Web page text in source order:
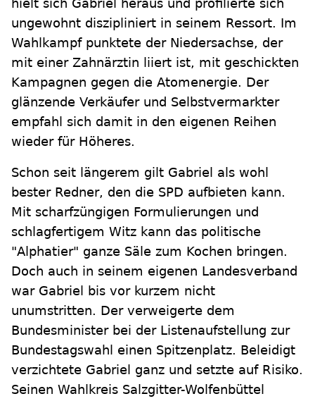
hielt sich Gabriel heraus und profilierte sich
ungewohnt diszipliniert in seinem Ressort. Im
Wahlkampf punktete der Niedersachse, der
mit einer Zahnärztin liiert ist, mit geschickten
Kampagnen gegen die Atomenergie. Der
glänzende Verkäufer und Selbstvermarkter
empfahl sich damit in den eigenen Reihen
wieder für Höheres.
Schon seit längerem gilt Gabriel als wohl
bester Redner, den die SPD aufbieten kann.
Mit scharfzüngigen Formulierungen und
schlagfertigem Witz kann das politische
"Alphatier" ganze Säle zum Kochen bringen.
Doch auch in seinem eigenen Landesverband
war Gabriel bis vor kurzem nicht
unumstritten. Der verweigerte dem
Bundesminister bei der Listenaufstellung zur
Bundestagswahl einen Spitzenplatz. Beleidigt
verzichtete Gabriel ganz und setzte auf Risiko.
Seinen Wahlkreis Salzgitter-Wolfenbüttel